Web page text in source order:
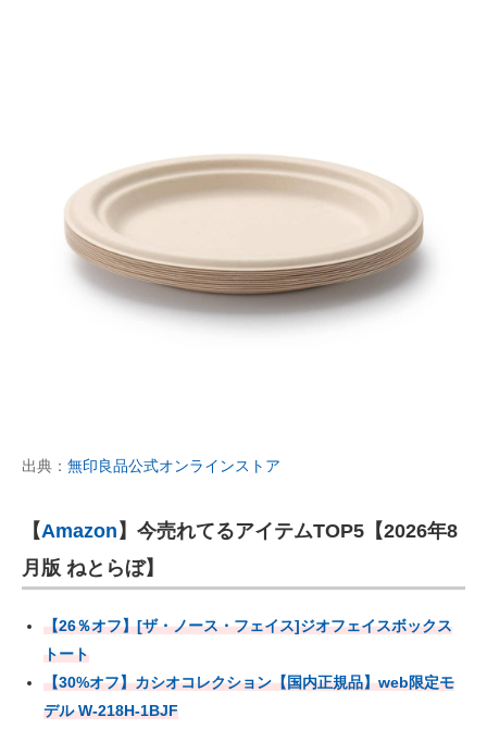
出典： 無印良品公式オンラインストア
【Amazon 】今売れてるアイテムTOP5【2026年8
月版 ねとらぼ】
【26％オフ】[ザ・ノース・フェイス]ジオフェイスボックス
トート
【30%オフ】カシオコレクション【国内正規品】web限定モ
デル W-218H-1BJF